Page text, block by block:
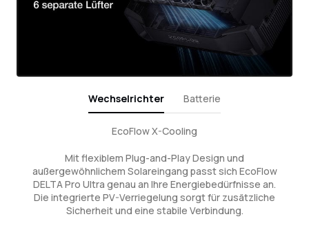
Wechselrichter Batterie
EcoFlow X-Cooling
Mit flexiblem Plug-and-Play Design und
außergewöhnlichem Solareingang passt sich EcoFlow
DELTA Pro Ultra genau an Ihre Energiebedürfnisse an.
Die integrierte PV-Verriegelung sorgt für zusätzliche
Sicherheit und eine stabile Verbindung.